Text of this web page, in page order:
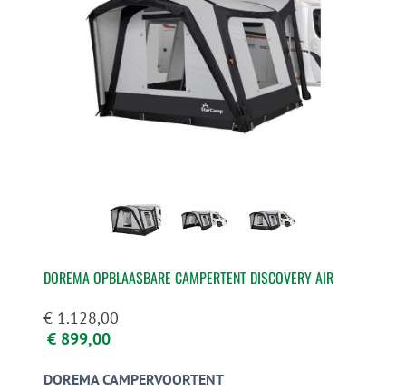
DOREMA OPBLAASBARE CAMPERTENT DISCOVERY AIR
€ 1.128,00
€ 899,00
DOREMA CAMPERVOORTENT